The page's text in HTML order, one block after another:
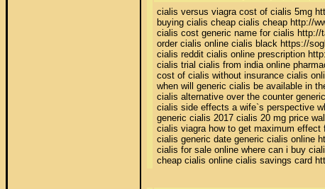
cialis versus viagra cost of cialis 5mg
buying cialis cheap cialis cheap http://
cialis cost generic name for cialis http://
order cialis online cialis black https://
cialis reddit cialis online prescription
cialis trial cialis from india online
cost of cialis without insurance cialis
when will generic cialis be available in
cialis alternative over the counter
cialis side effects a wife`s perspective
generic cialis 2017 cialis 20 mg price
cialis viagra how to get maximum effect
cialis generic date generic cialis online
cialis for sale online where can i buy
cheap cialis online cialis savings card